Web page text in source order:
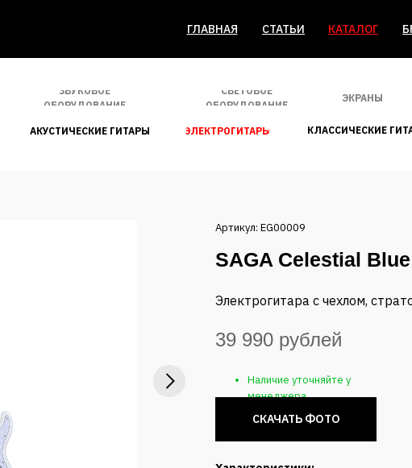
ГЛАВНАЯ СТАТЬИ КАТАЛОГ
ЗВУКОВОЕ
ОБОРУДОВАНИЕ
СВЕТОВОЕ
ОБОРУДОВАНИЕ
ЭКРАНЫ
ЭЛЕКТРОГИТАРЫ КЛАССИЧЕСКИЕ
АКУСТИЧЕСКИЕ ГИТАРЫ
SAGA Celestial Blue
Электрогитара с чехлом,
39 990 рублей
Наличие уточняйте у
менеджера
СКАЧАТЬ ФОТО
Артикул: EG00009